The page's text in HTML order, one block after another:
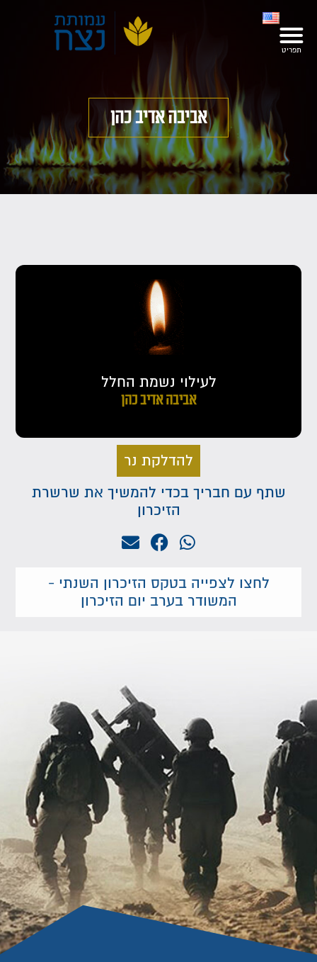
אביבה אדיב כהן
לעילוי נשמת החלל
אביבה אדיב כהן
להדלקת נר
שתף עם חבריך בכדי להמשיך את שרשרת
הזיכרון
לחצו לצפייה בטקס הזיכרון השנתי -
המשודר בערב יום הזיכרון